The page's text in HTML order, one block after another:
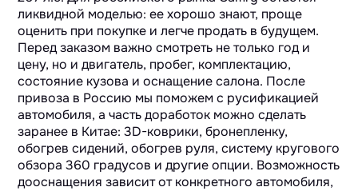
ликвидной моделью: ее хорошо знают, проще
оценить при покупке и легче продать в будущем.
Перед заказом важно смотреть не только год и
цену, но и двигатель, пробег, комплектацию,
состояние кузова и оснащение салона. После
привоза в Россию мы поможем с русификацией
автомобиля, а часть доработок можно сделать
заранее в Китае: 3D-коврики, бронепленку,
обогрев сидений, обогрев руля, систему кругового
обзора 360 градусов и другие опции. Возможность
дооснащения зависит от конкретного автомобиля,